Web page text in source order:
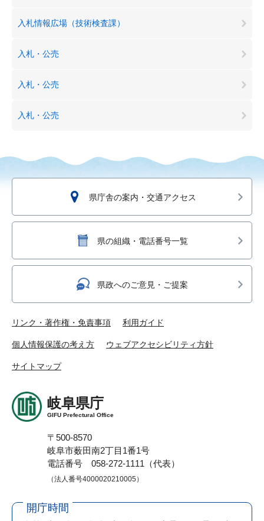
入札情報広場（技術検査課）
入札・公売
入札・公売
入札・公売
県庁舎の案内・交通アクセス
県の組織・電話番号一覧
県政へのご意見・ご提案
リンク・著作権・免責事項 利用ガイド
個人情報保護の考え方 ウェブアクセシビリティ方針
サイトマップ
岐阜県庁
GIFU Prefectural Office
〒500-8570
岐阜市薮田南2丁目1番1号
電話番号 058-272-1111（代表）
（法人番号4000020210005）
開庁時間